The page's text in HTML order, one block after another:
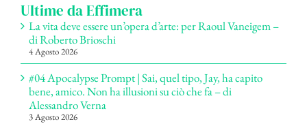
Ultime da Effimera
La vita deve essere un’opera d’arte: per Raoul Vaneigem –
di Roberto Brioschi
4 Agosto 2026
#04 Apocalypse Prompt | Sai, quel tipo, Jay, ha capito
bene, amico. Non ha illusioni su ciò che fa – di
Alessandro Verna
3 Agosto 2026